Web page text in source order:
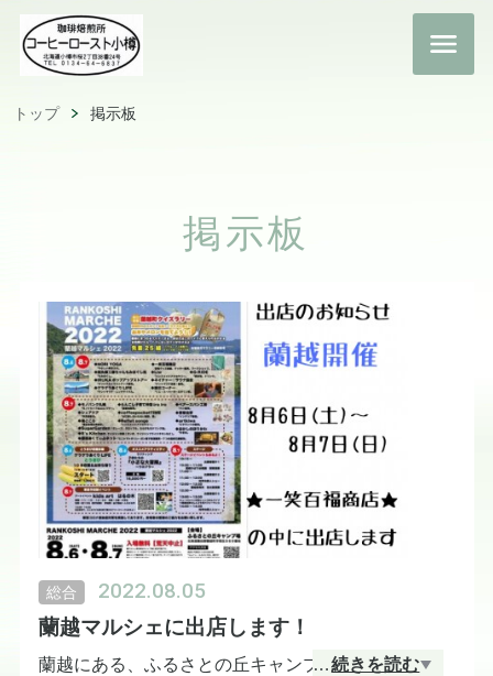
トップ 掲示板
掲示板
総合 2022.08.05
蘭越マルシェに出店します！
蘭越にある、ふるさとの丘キャンプ場にて開催され
…続きを読む